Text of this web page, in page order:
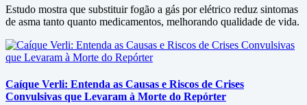
Estudo mostra que substituir fogão a gás por elétrico reduz sintomas
de asma tanto quanto medicamentos, melhorando qualidade de vida.
Caíque Verli: Entenda as Causas e Riscos de Crises
Convulsivas que Levaram à Morte do Repórter